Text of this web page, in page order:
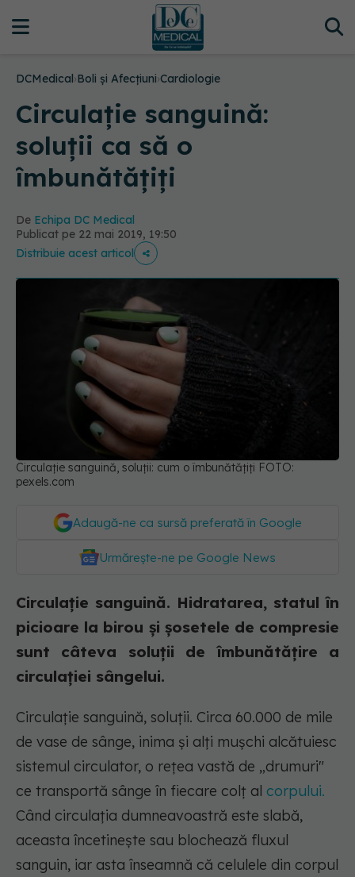
DCMedical›Boli și Afecțiuni›Cardiologie
Circulație sanguină:
soluții ca să o
îmbunătățiți
De Echipa DC Medical
Publicat pe 22 mai 2019, 19:50
Distribuie acest articol
Circulație sanguină, soluții: cum o îmbunătățiți FOTO:
pexels.com
Adaugă-ne ca sursă preferată în Google
Urmărește-ne pe Google News
Circulație sanguină. Hidratarea, statul în
picioare la birou și șosetele de compresie
sunt câteva soluții de îmbunătățire a
circulației sângelui.
Circulație sanguină, soluții. Circa 60.000 de mile
de vase de sânge, inima și alți mușchi alcătuiesc
sistemul circulator, o rețea vastă de „drumuri"
ce transportă sânge în fiecare colț al corpului.
Când circulația dumneavoastră este slabă,
aceasta încetinește sau blochează fluxul
sanguin, iar asta înseamnă că celulele din corpul